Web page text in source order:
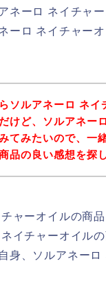
ネーロ ネイチャ
ーロ ネイチャー
ソルアネーロ ネイ
けど、ソルアネー
てみたいので、一
品の良い感想を探
ャーオイルの商
イチャーオイル
身、ソルアネー